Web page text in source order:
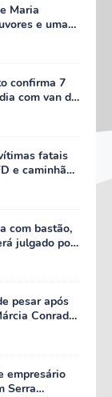
Maria
e uma
da família
confirma 7
com van do
oficial
fatais
e caminhão
com bastão,
julgado por
pesar após
Conrado
em Serra
empresário
Serra